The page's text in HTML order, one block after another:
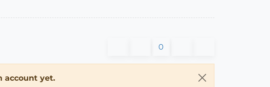
0
account yet.